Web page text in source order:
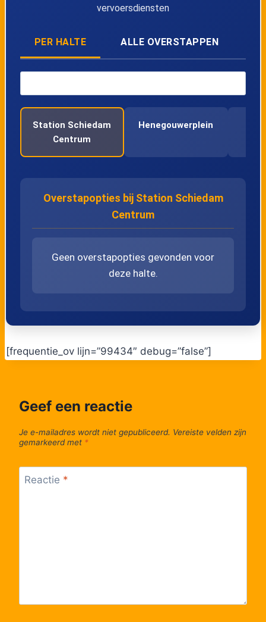
vervoersdiensten
PER HALTE ALLE OVERSTAPPEN
Station Schiedam
Centrum
Henegouwerplein
Overstapopties bij Station Schiedam
Centrum
Geen overstapopties gevonden voor
deze halte.
[frequentie_ov lijn=”99434″ debug=”false”]
Geef een reactie
Je e-mailadres wordt niet gepubliceerd. Vereiste velden zijn
gemarkeerd met *
Reactie *